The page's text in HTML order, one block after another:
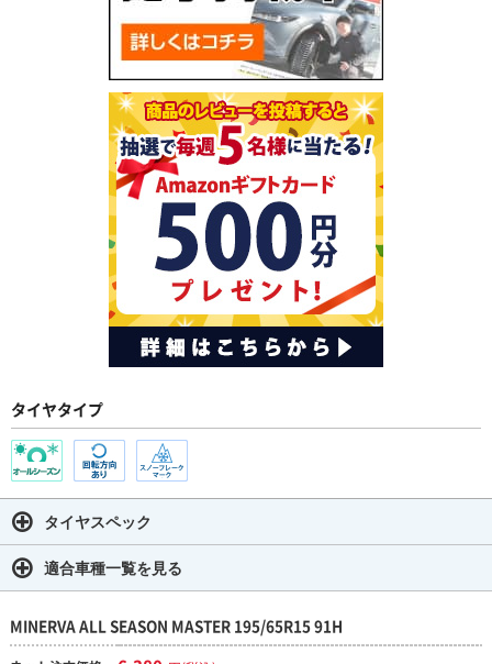
タイヤタイプ
タイヤスペック
適合車種一覧を見る
MINERVA ALL SEASON MASTER 195/65R15 91H